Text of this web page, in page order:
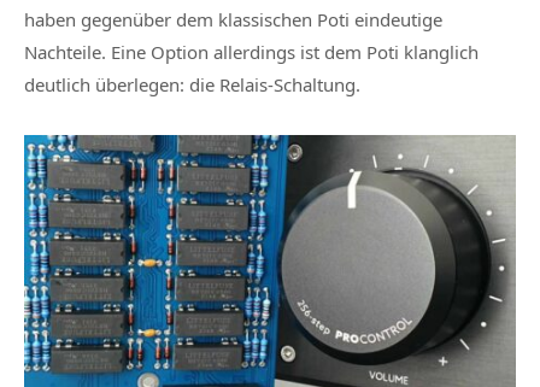
haben gegenüber dem klassischen Poti eindeutige
Nachteile. Eine Option allerdings ist dem Poti klanglich
deutlich überlegen: die Relais-Schaltung.